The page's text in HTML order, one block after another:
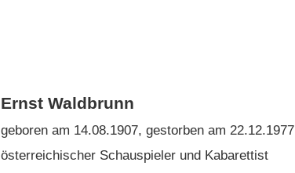
Ernst Waldbrunn
geboren am 14.08.1907, gestorben am 22.12.1977
österreichischer Schauspieler und Kabarettist